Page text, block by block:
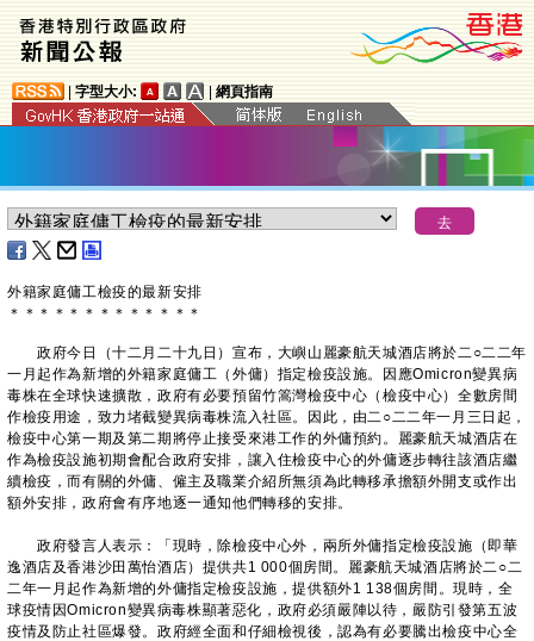
字型大小: 網頁指南
外籍家庭傭工檢疫的最新安排
＊ ＊ ＊ ＊ ＊ ＊ ＊ ＊ ＊ ＊ ＊ ＊ ＊
政府今日（十二月二十九日）宣布，大嶼山麗豪航天城酒店將於二○二二年
一月起作為新增的外籍家庭傭工（外傭）指定檢疫設施。因應Omicron變異病
毒株在全球快速擴散，政府有必要預留竹篙灣檢疫中心（檢疫中心）全數房間
作檢疫用途，致力堵截變異病毒株流入社區。因此，由二○二二年一月三日起，
檢疫中心第一期及第二期將停止接受來港工作的外傭預約。麗豪航天城酒店在
作為檢疫設施初期會配合政府安排，讓入住檢疫中心的外傭逐步轉往該酒店繼
續檢疫，而有關的外傭、僱主及職業介紹所無須為此轉移承擔額外開支或作出
額外安排，政府會有序地逐一通知他們轉移的安排。
政府發言人表示：「現時，除檢疫中心外，兩所外傭指定檢疫設施（即華
逸酒店及香港沙田萬怡酒店）提供共1 000個房間。麗豪航天城酒店將於二○二
二年一月起作為新增的外傭指定檢疫設施，提供額外1 138個房間。現時，全
球疫情因Omicron變異病毒株顯著惡化，政府必須嚴陣以待，嚴防引發第五波
疫情及防止社區爆發。政府經全面和仔細檢視後，認為有必要騰出檢疫中心全